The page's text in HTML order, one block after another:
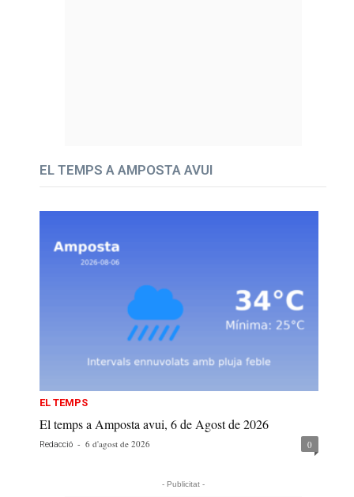
EL TEMPS A AMPOSTA AVUI
EL TEMPS
El temps a Amposta avui, 6 de Agost de 2026
Redacció - 6 d'agost de 2026 0
- Publicitat -